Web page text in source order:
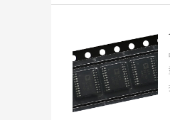
HEROIC/嘉兴禾润电子
SUNTO/拓尔尚途
onsemi(安森美)
ALLPOWER(铨力)
Cmos(广东场效应半导
FORT(致强)